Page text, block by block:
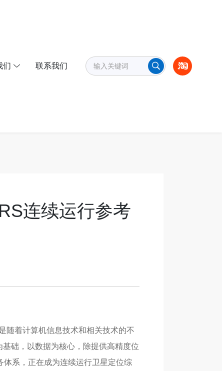
们 联系我们
连续运行参考
随着计算机信息技术和相关技术的不
础，以数据为核心，除提供高精度位
系，正在成为连续运行卫星定位综